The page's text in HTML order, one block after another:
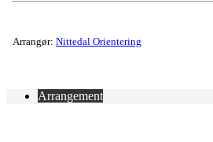
Arrangør: Nittedal Orientering
Arrangement